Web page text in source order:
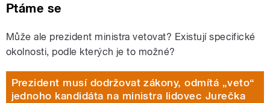
Ptáme se
Může ale prezident ministra vetovat? Existují specifické
okolnosti, podle kterých je to možné?
Prezident musí dodržovat zákony, odmítá „veto“
jednoho kandidáta na ministra lidovec Jurečka